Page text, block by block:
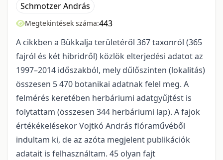
Schmotzer András
Megtekintések száma:443
A cikkben a Bükkalja területéről 367 taxonról (365
fajról és két hibridről) közlök elterjedési adatot az
1997–2014 időszakból, mely dűlőszinten (lokalitás)
összesen 5 470 botanikai adatnak felel meg. A
felmérés keretében herbáriumi adatgyűjtést is
folytattam (összesen 344 herbáriumi lap). A fajok
értékékelésekor Vojtkó András flóraművéből
indultam ki, de az azóta megjelent publikációk
adatait is felhasználtam. 45 olyan fajt